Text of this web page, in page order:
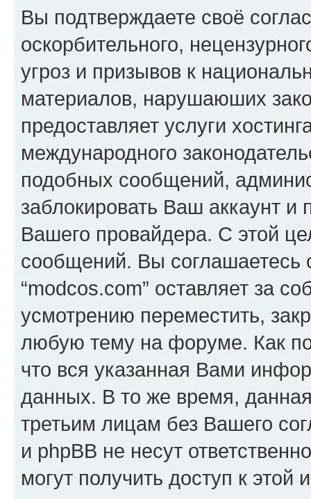
Вы подтверждаете своё
оскорбительного,
угроз и призывов к
материалов, нарушаюших
предоставляет услуги
международного
подобных сообщений,
заблокировать Ваш аккаунт и
Вашего провайдера. С этой
сообщений. Вы соглашаетесь
“modcos.com” оставляет за
усмотрению переместить,
любую тему на форуме. Как
что вся указанная Вами
данных. В то же время,
третьим лицам без Вашего
и phpBB не несут
могут получить доступ к